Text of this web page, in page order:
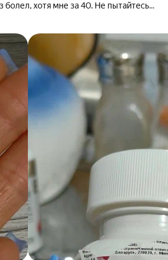
хотя мне за 40. Не пытайтесь
или мало, или их и вовсе нет.
(или гипервитаминоз) словить крайне
их пероральном употреблении. Т.е.
вместе с мочой. Так, что смело
каким либо спортом.